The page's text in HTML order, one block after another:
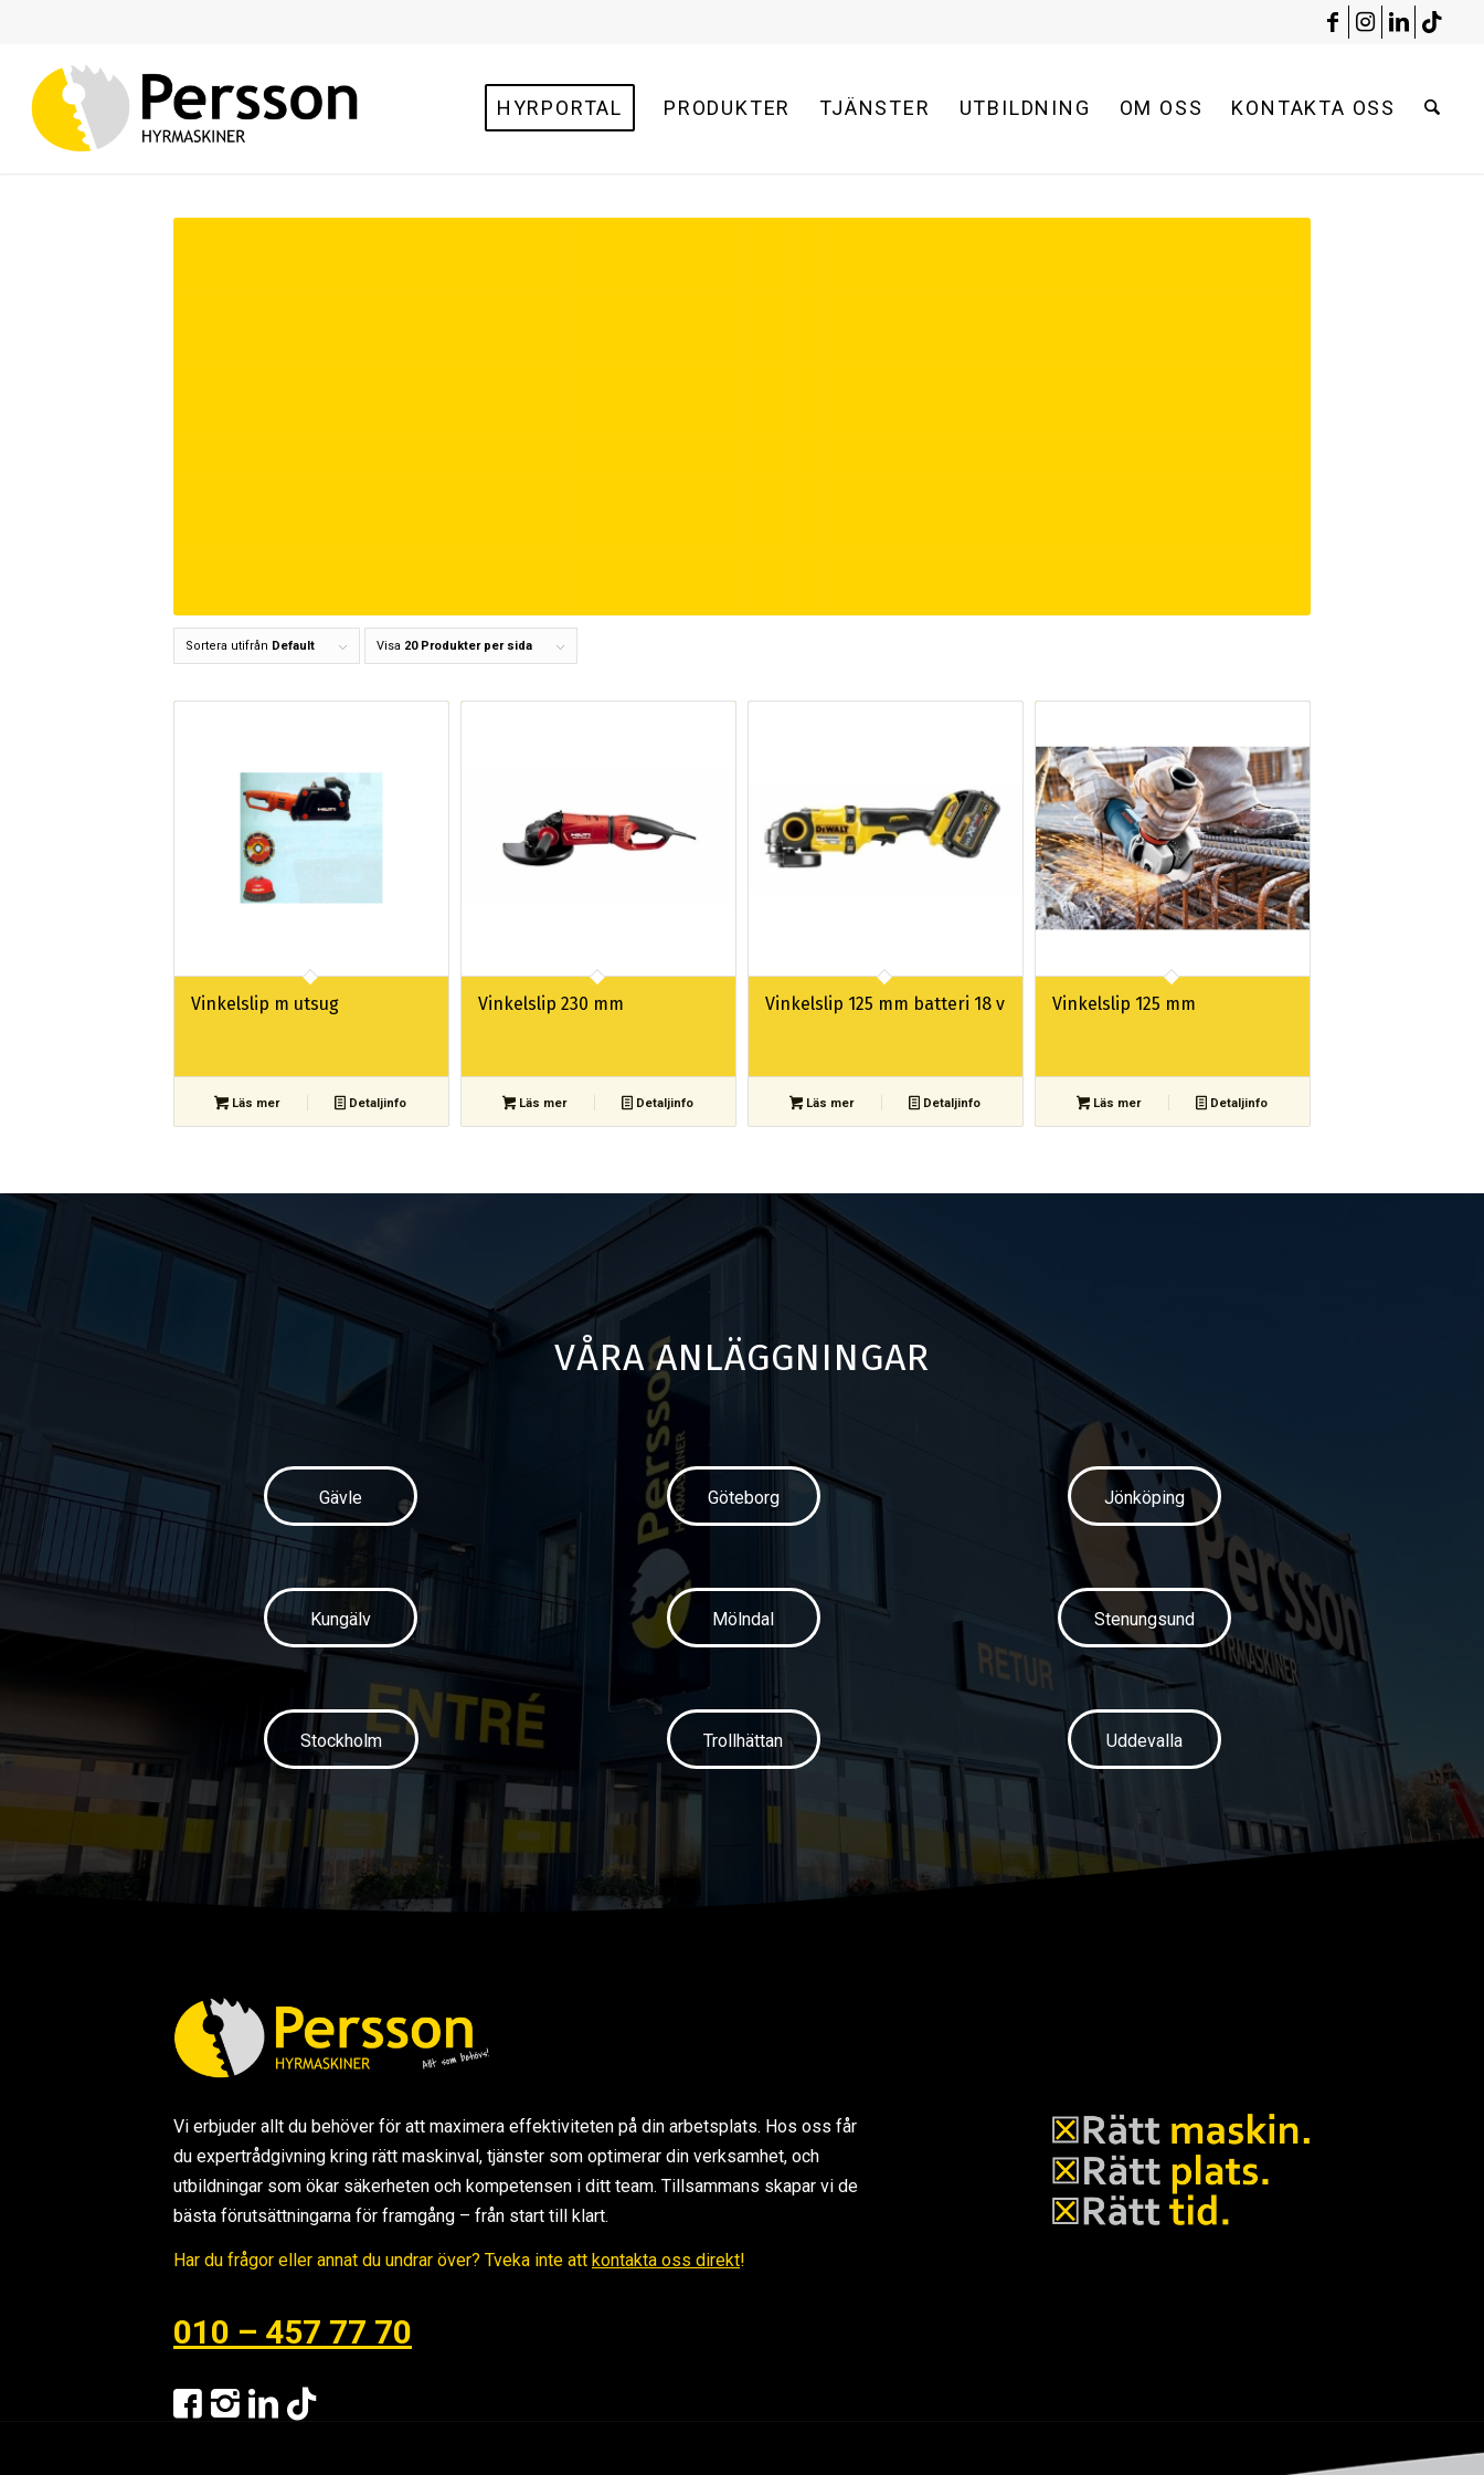
HYRPORTAL PRODUKTER TJÄNSTER UTBILDNING OM OSS KONTAKTA OSS
Sortera utifrån Default Visa 20 Produkter per sida
Vinkelslip m utsug
Läs mer Detaljinfo
Vinkelslip 230 mm
Läs mer Detaljinfo
Vinkelslip 125 mm batteri 18 v
Läs mer Detaljinfo
Vinkelslip 125 mm
Läs mer Detaljinfo
VÅRA ANLÄGGNINGAR
Gävle Göteborg Jönköping
Kungälv Mölndal Stenungsund
Stockholm Trollhättan Uddevalla
Vi erbjuder allt du behöver för att maximera effektiviteten på din arbetsplats. Hos oss får
du expertrådgivning kring rätt maskinval, tjänster som optimerar din verksamhet, och
utbildningar som ökar säkerheten och kompetensen i ditt team. Tillsammans skapar vi de
bästa förutsättningarna för framgång – från start till klart.
Har du frågor eller annat du undrar över? Tveka inte att kontakta oss direkt!
010 – 457 77 70